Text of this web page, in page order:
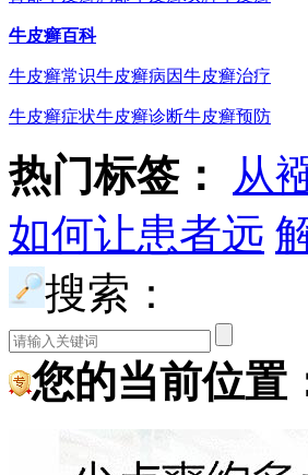
牛皮癣百科
牛皮癣常识牛皮癣病因牛皮癣治疗
牛皮癣症状牛皮癣诊断牛皮癣预防
热门标签：
从
如何让患者远
搜索：
您的当前位置